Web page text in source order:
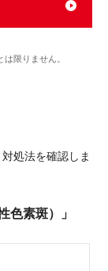
限りません。
処法を確認しま
色素斑）」